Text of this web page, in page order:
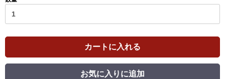
カートに入れる
お気に入りに追加